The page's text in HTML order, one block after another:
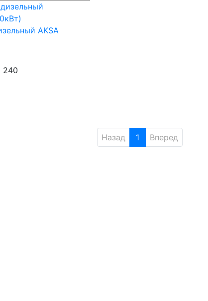
AKSA
240
Назад 1 Вперед